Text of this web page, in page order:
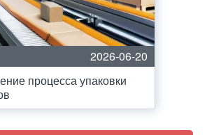
2026-06-20
процесса упаковки